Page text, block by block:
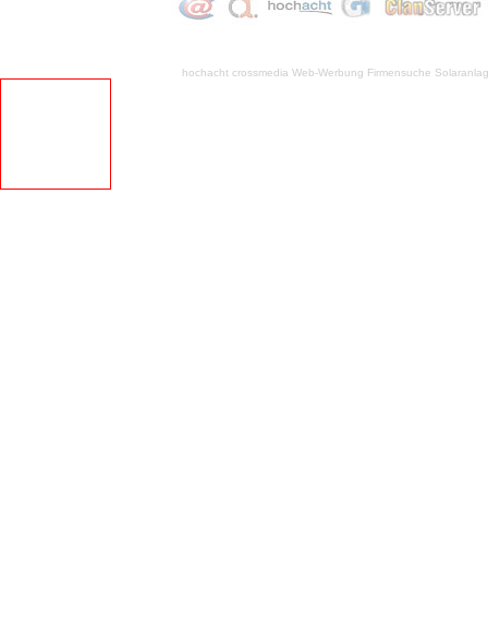
hochacht crossmedia Web-Werbung Firmensuche